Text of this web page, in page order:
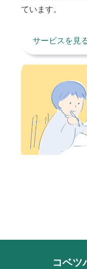
ています。
サービスを見
コベツ